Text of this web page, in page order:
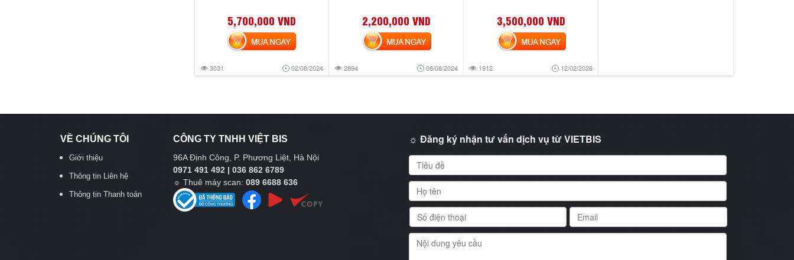
5,700,000 VND
3031 02/08/2024
MUA NGAY
2,200,000 VND
2894 08/08/2024
MUA NGAY
3,500,000 VND
1912 12/02/2026
MUA NGAY
VỀ CHÚNG TÔI
Giới thiệu
Thông tin Liên hệ
Thông tin Thanh toán
CÔNG TY TNHH VIỆT BIS
96A Định Công, P. Phương Liệt, Hà Nội
0971 491 492 | 036 862 6789
☼Thuê máy scan:089 6688 636
☼ Đăng ký nhận tư vấn dịch vụ từ VIETBIS